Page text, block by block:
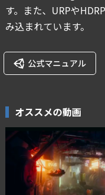
す。また、URPや
み込まれています。
公式マニュアル
オススメの動画